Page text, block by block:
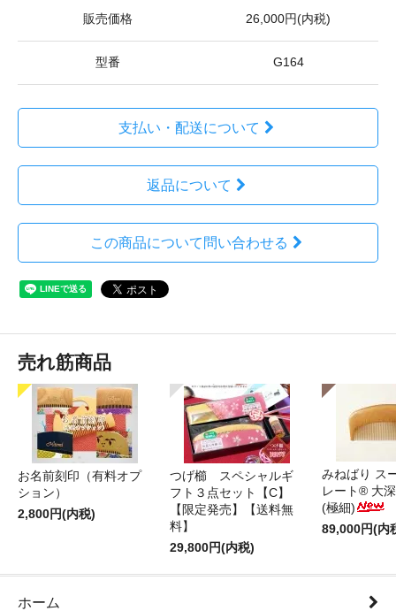
販売価格 26,000円(内税)
型番 G164
支払い・配送について
返品について
この商品について問い合わせる
売れ筋商品
お名前刻印（有料オプ
ション）
2,800円(内税)
つげ櫛 スペシャルギ
フト３点セット【C】
【限定発売】【送料無
料】
29,800円(内税)
みねばり ス
レート® 大
(極細)
89,000円(内
ホーム